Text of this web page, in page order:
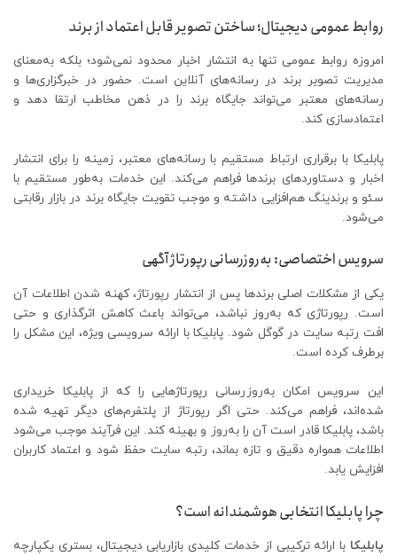
روابط عمومی دیجیتال؛ ساختن تصویر قابل اعتماد از برند
امروزه روابط عمومی تنها به انتشار اخبار محدود نمی‌شود؛ بلکه به‌معنای
مدیریت تصویر برند در رسانه‌های آنلاین است. حضور در خبرگزاری‌ها و
رسانه‌های معتبر می‌تواند جایگاه برند را در ذهن مخاطب ارتقا دهد و
اعتمادسازی کند.
پابلیکا با برقراری ارتباط مستقیم با رسانه‌های معتبر، زمینه را برای انتشار
اخبار و دستاوردهای برندها فراهم می‌کند. این خدمات به‌طور مستقیم با
سئو و برندینگ هم‌افزایی داشته و موجب تقویت جایگاه برند در بازار رقابتی
می‌شود.
سرویس اختصاصی: به‌روزرسانی رپورتاژ آگهی
یکی از مشکلات اصلی برندها پس از انتشار رپورتاژ، کهنه شدن اطلاعات آن
است. رپورتاژی که به‌روز نباشد، می‌تواند باعث کاهش اثرگذاری و حتی
افت رتبه سایت در گوگل شود. پابلیکا با ارائه سرویسی ویژه، این مشکل را
برطرف کرده است.
این سرویس امکان به‌روزرسانی رپورتاژهایی را که از پابلیکا خریداری
شده‌اند، فراهم می‌کند. حتی اگر رپورتاژ از پلتفرم‌های دیگر تهیه شده
باشد، پابلیکا قادر است آن را به‌روز و بهینه کند. این فرآیند موجب می‌شود
اطلاعات همواره دقیق و تازه بماند، رتبه سایت حفظ شود و اعتماد کاربران
افزایش یابد.
چرا پابلیکا انتخابی هوشمندانه است؟
پابلیکا با ارائه ترکیبی از خدمات کلیدی بازاریابی دیجیتال، بستری یکپارچه